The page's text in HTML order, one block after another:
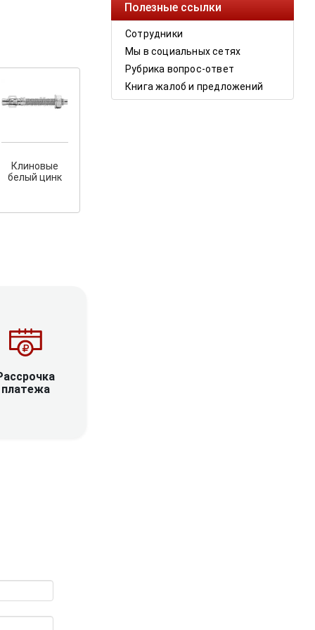
Полезные ссылки
Сотрудники
Мы в социальных сетях
Рубрика вопрос-ответ
Книга жалоб и предложений
Клиновые
белый цинк
платежа